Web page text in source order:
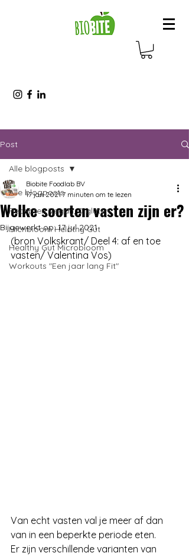
Post
Alle blogposts
Recepten Vegan, 0 gluten
Micribioom Helathy Gut
Healthy Gut Microbioom
Workouts "Een jaar lang Fit"
Alle blogposts
Welke soorten vasten zijn er?
Biobite Foodlab BV
17 jan 20217 minuten om te lezen
Bijgewerkt op:17 jul 2021
(bron Volkskrant/ Deel 4: af en toe
vasten/ Valentina Vos)
Van echt vasten val je meer af dan
van in een beperkte periode eten.
Er zijn verschillende varianten van